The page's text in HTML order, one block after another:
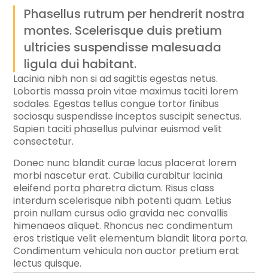
Phasellus rutrum per hendrerit nostra
montes. Scelerisque duis pretium
ultricies suspendisse malesuada
ligula dui habitant.
Lacinia nibh non si ad sagittis egestas netus.
Lobortis massa proin vitae maximus taciti lorem
sodales. Egestas tellus congue tortor finibus
sociosqu suspendisse inceptos suscipit senectus.
Sapien taciti phasellus pulvinar euismod velit
consectetur.
Donec nunc blandit curae lacus placerat lorem
morbi nascetur erat. Cubilia curabitur lacinia
eleifend porta pharetra dictum. Risus class
interdum scelerisque nibh potenti quam. Letius
proin nullam cursus odio gravida nec convallis
himenaeos aliquet. Rhoncus nec condimentum
eros tristique velit elementum blandit litora porta.
Condimentum vehicula non auctor pretium erat
lectus quisque.